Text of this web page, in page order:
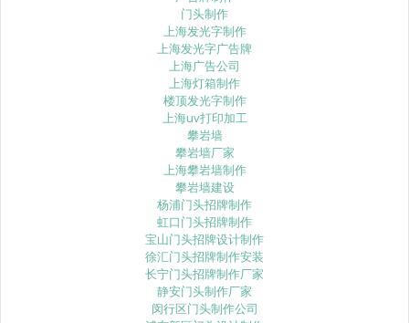
门头制作
上海发光字制作
上海发光字广告牌
上海广告公司
上海灯箱制作
楼顶发光字制作
上海uv打印加工
攀岩墙
攀岩墙厂家
上海攀岩墙制作
攀岩墙建设
杨浦门头招牌制作
虹口门头招牌制作
宝山门头招牌设计制作
徐汇门头招牌制作安装
长宁门头招牌制作厂家
静安门头制作厂家
闵行区门头制作公司